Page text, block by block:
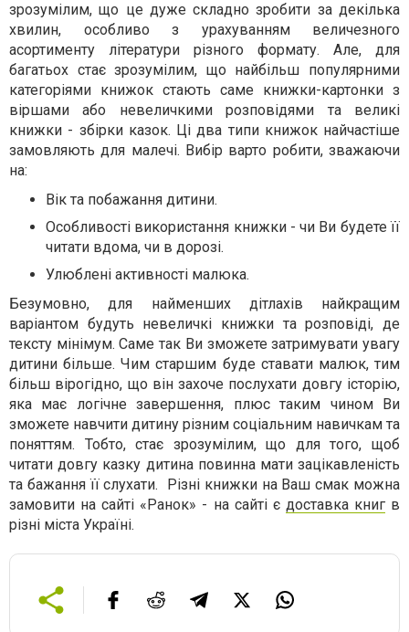
зрозумілим, що це дуже складно зробити за декілька
хвилин, особливо з урахуванням величезного
асортименту літератури різного формату. Але, для
багатьох стає зрозумілим, що найбільш популярними
категоріями книжок стають саме книжки-картонки з
віршами або невеличкими розповідями та великі
книжки - збірки казок. Ці два типи книжок найчастіше
замовляють для малечі. Вибір варто робити, зважаючи
на:
Вік та побажання дитини.
Особливості використання книжки - чи Ви будете її
читати вдома, чи в дорозі.
Улюблені активності малюка.
Безумовно, для найменших дітлахів найкращим
варіантом будуть невеличкі книжки та розповіді, де
тексту мінімум. Саме так Ви зможете затримувати увагу
дитини більше. Чим старшим буде ставати малюк, тим
більш вірогідно, що він захоче послухати довгу історію,
яка має логічне завершення, плюс таким чином Ви
зможете навчити дитину різним соціальним навичкам та
поняттям. Тобто, стає зрозумілим, що для того, щоб
читати довгу казку дитина повинна мати зацікавленість
та бажання її слухати. Різні книжки на Ваш смак можна
замовити на сайті «Ранок» - на сайті є доставка книгв
різні міста Україні.